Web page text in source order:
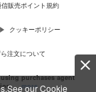
our Cookie
信販売ポイント規約
クッキーポリシー
注文について
purchases agent
…more